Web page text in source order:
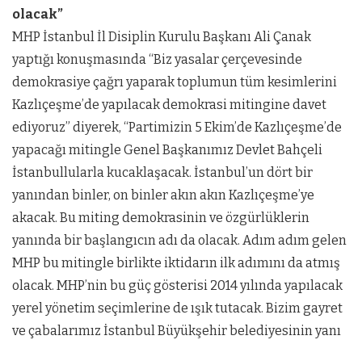
olacak”
MHP İstanbul İl Disiplin Kurulu Başkanı Ali Çanak
yaptığı konuşmasında “Biz yasalar çerçevesinde
demokrasiye çağrı yaparak toplumun tüm kesimlerini
Kazlıçeşme’de yapılacak demokrasi mitingine davet
ediyoruz” diyerek, “Partimizin 5 Ekim’de Kazlıçeşme’de
yapacağı mitingle Genel Başkanımız Devlet Bahçeli
İstanbullularla kucaklaşacak. İstanbul’un dört bir
yanından binler, on binler akın akın Kazlıçeşme’ye
akacak. Bu miting demokrasinin ve özgürlüklerin
yanında bir başlangıcın adı da olacak. Adım adım gelen
MHP bu mitingle birlikte iktidarın ilk adımını da atmış
olacak. MHP’nin bu güç gösterisi 2014 yılında yapılacak
yerel yönetim seçimlerine de ışık tutacak. Bizim gayret
ve çabalarımız İstanbul Büyükşehir belediyesinin yanı